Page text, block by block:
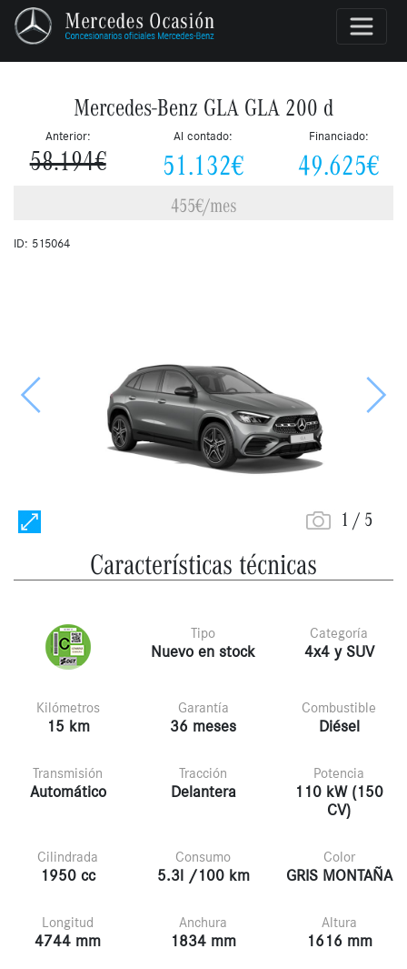
Mercedes-Benz GLA GLA 200 d
Anterior:
58.194€
Al contado:
51.132€
Financiado:
49.625€
455€/mes
ID: 515064
Anterior
Características técnicas
Tipo
Nuevo en stock
Categoría
4x4 y SUV
Kilómetros
15 km
Garantía
36 meses
Combustible
Diésel
Transmisión
Automático
Tracción
Delantera
Potencia
110 kW (150
CV)
Cilindrada
1950 cc
Consumo
5.3l /100 km
Color
GRIS MONTAÑA
Longitud
4744 mm
Anchura
1834 mm
Altura
1616 mm